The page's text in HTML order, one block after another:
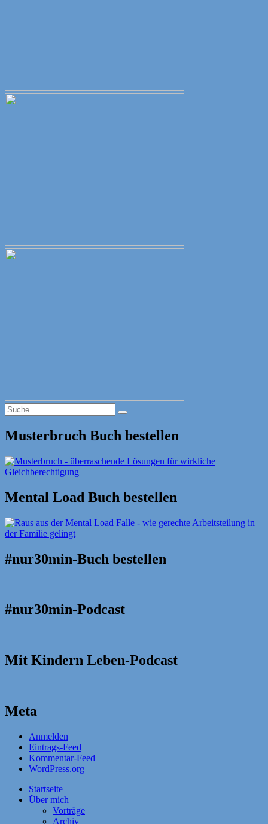
Suche
nach:
Suche
Musterbruch Buch bestellen
Mental Load Buch bestellen
#nur30min-Buch bestellen
#nur30min-Podcast
Mit Kindern Leben-Podcast
Meta
Anmelden
Eintrags-Feed
Kommentar-Feed
WordPress.org
Startseite
Über mich
Vorträge
Archiv